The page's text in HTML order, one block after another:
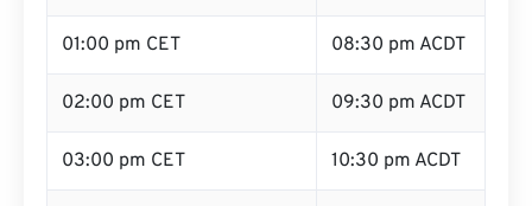
01:00 pm CET 08:30 pm ACDT
02:00 pm CET 09:30 pm ACDT
03:00 pm CET 10:30 pm ACDT